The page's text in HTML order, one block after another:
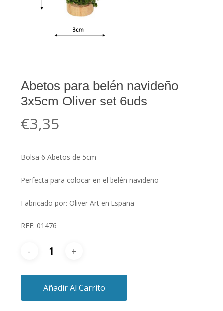
Abetos para belén navideño
3x5cm Oliver set 6uds
€3,35
Bolsa 6 Abetos de 5cm
Perfecta para colocar en el belén navideño
Fabricado por: Oliver Art en España
REF: 01476
Añadir Al Carrito